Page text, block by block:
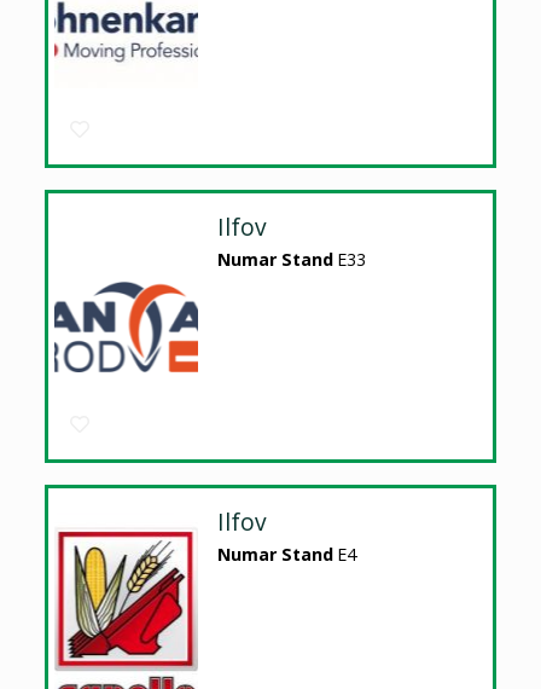
Ilfov
Numar Stand E33
Ilfov
Numar Stand E4